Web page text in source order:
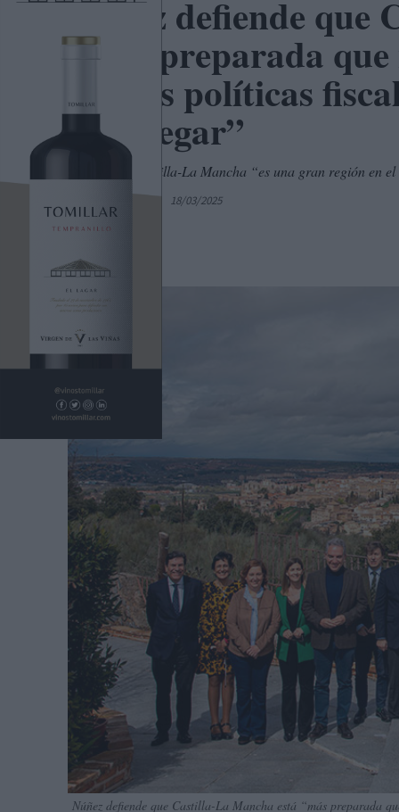
Núñez defiende que
“más preparada
nuevas políticas
“despegar”
Señala que Castilla-La Mancha “es una gran región en
C. Manchegos 18/03/2025
Núñez defiende que Castilla-La Mancha está “más preparada